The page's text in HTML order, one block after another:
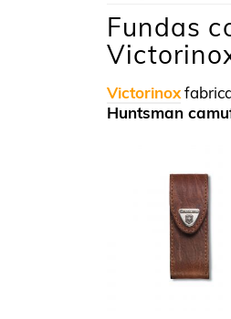
Fundas
Victorinox
Huntsman